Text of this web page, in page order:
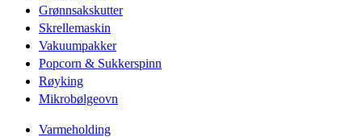
Grønnsakskutter
Skrellemaskin
Vakuumpakker
Popcorn & Sukkerspinn
Røyking
Mikrobølgeovn
Varmeholding